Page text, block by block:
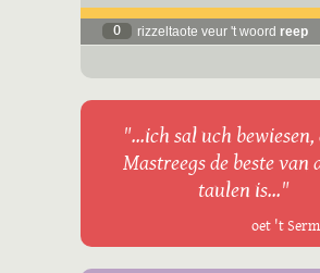
0 rizzeltaote veur 't woord reep
"...ich sal uch
Mastreegs de beste van
taulen is..."
oet 't